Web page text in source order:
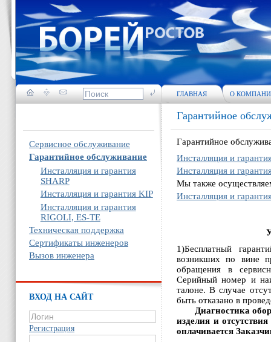
Сервисное обслуживание
Гарантийное обслуживание
Инсталляция и гарантия
SHARP
Инсталляция и гарантия KIP
Инсталляция и гарантия
RIGOLI, ES-TE
Техническая поддержка
Сертификаты инженеров
Вызов инженера
ВХОД НА САЙТ
Регистрация
ГЛАВНАЯ О
Гарантийное
Гарантийное
Инсталляция и
Инсталляция и
Мы также
Инсталляция и
1)Бесплатный
возникших по вине
обращения в
Серийный номер и
талоне. В случае
быть отказано в
Диагностика
изделия и
оплачивается